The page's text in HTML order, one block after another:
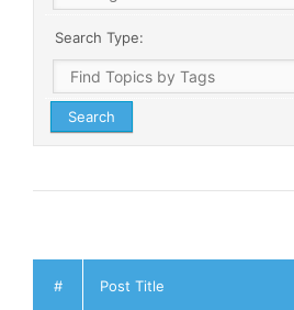
Search Type:
# Post Title